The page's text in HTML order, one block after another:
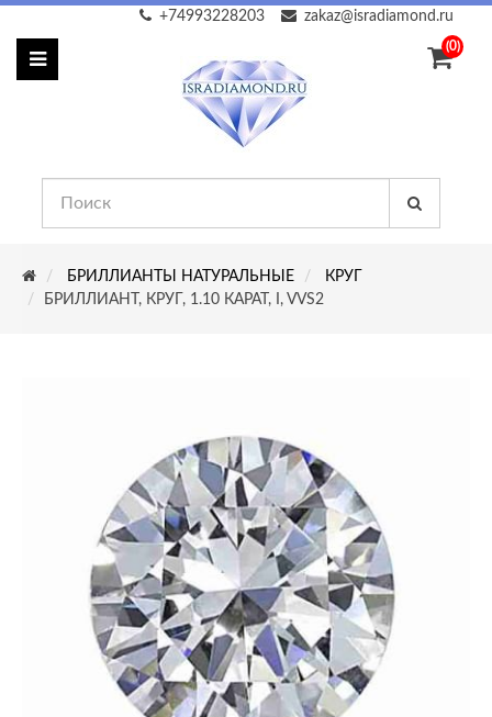
zakaz@isradiamond.ru
+74993228203
(0)
БРИЛЛИАНТЫ НАТУРАЛЬНЫЕ
КРУГ
БРИЛЛИАНТ, КРУГ, 1.10 КАРАТ, I, VVS2